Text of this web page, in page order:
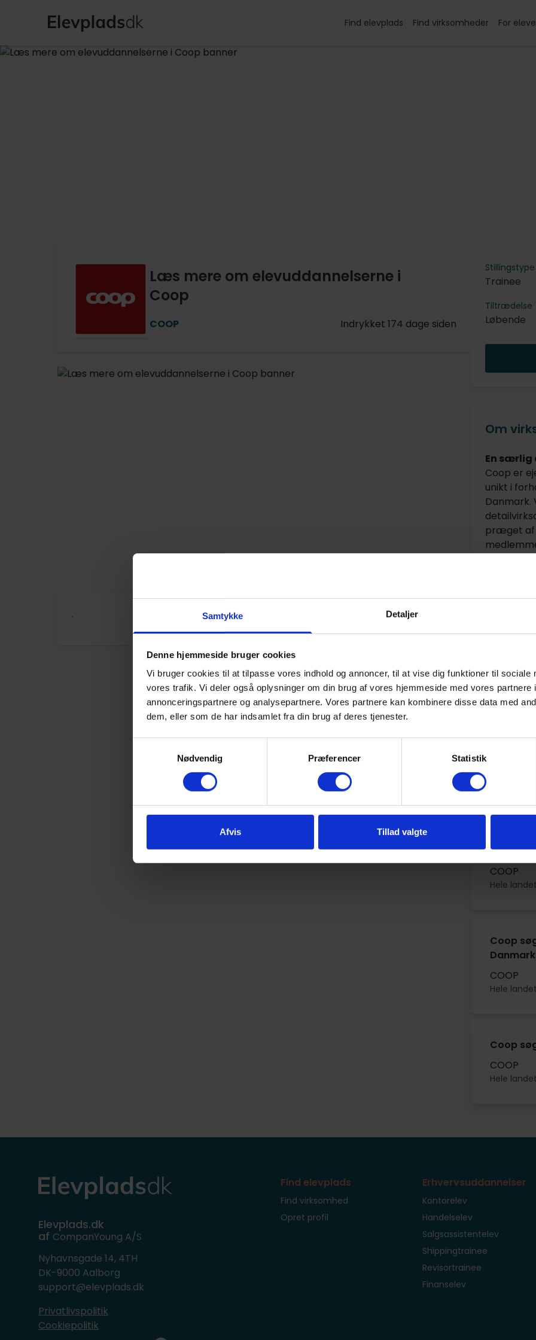
Samtykke Detaljer
Denne hjemmeside bruger cookies
Vi bruger cookies til at tilpasse vores indhold og annoncer, til at vise dig funktioner til sociale
vores trafik. Vi deler også oplysninger om din brug af vores hjemmeside med vores partnere
annonceringspartnere og analysepartnere. Vores partnere kan kombinere disse data med
dem, eller som de har indsamlet fra din brug af deres tjenester.
Nødvendig
Præferencer Statistik
Afvis Tillad valgte
Find elevplads Find virksomheder For
Læs mere om elevuddannelserne i
Coop
COOP Indrykket 174 dage siden
.
Stillingstype
Trainee
Tiltrædelse
Løbende
Om
En særlig
Coop er
unikt i
præget af
historie,
http://
Andre
Coop
Coop
COOP
Hele landet
Coop
Danmark
COOP
Hele landet
Coop
COOP
Hele landet
Elevplads.dk
af CompanYoung A/S
Nyhavnsgade 14, 4TH
DK-9000 Aalborg
support@elevplads.dk
Privatlivspolitik
Cookiepolitik
Find elevplads
Find virksomhed
Opret profil
Erhvervsuddannelser
Kontorelev
Handelselev
Salgsassistentelev
Shippingtrainee
Revisortrainee
Finanselev